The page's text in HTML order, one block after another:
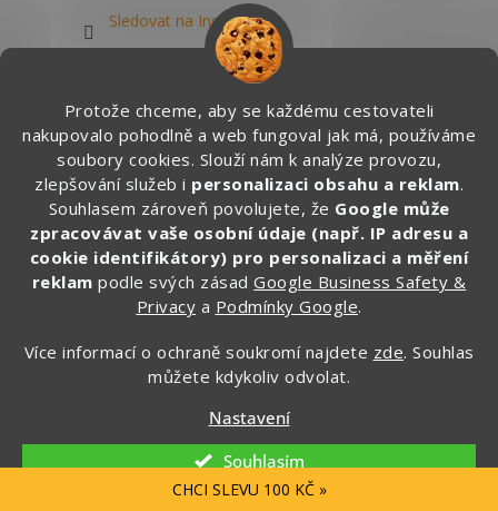
Protože chceme, aby se každému cestovateli
nakupovalo pohodlně a web fungoval jak má, používáme
soubory cookies. Slouží nám k analýze provozu,
zlepšování služeb i personalizaci obsahu a reklam.
Souhlasem zároveň povolujete, že Google může
zpracovávat vaše osobní údaje (např. IP adresu a
cookie identifikátory) pro personalizaci a měření
reklam podle svých zásadGoogle Business Safety &
Privacy a Podmínky Google.
Více informací o ochraně soukromí najdete zde. Souhlas
můžete kdykoliv odvolat.
Nastavení
Souhlasím
Sledovat na Instagramu
Cestovatelské vychytávky přímo do e-mailu
ZDARMA ✈️
Buď mezi prvními, kdo objeví:
novinky ze světa cestování,
tajné slevy a akce,
tipy do letadla, na krátké výlety i delší
dovolenou,
🎁 Po registraci získáte SLEVU 100 Kč
na první objednávku.
Zde vyplňte svůj email:
CHCI SLEVU 100 KČ »